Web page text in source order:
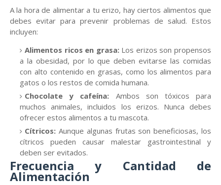
A la hora de alimentar a tu erizo, hay ciertos alimentos que
debes evitar para prevenir problemas de salud. Estos
incluyen:
Alimentos ricos en grasa:Los erizos son propensos
a la obesidad, por lo que deben evitarse las comidas
con alto contenido en grasas, como los alimentos para
gatos o los restos de comida humana.
Chocolate y cafeína: Ambos son tóxicos para
muchos animales, incluidos los erizos. Nunca debes
ofrecer estos alimentos a tu mascota.
Cítricos: Aunque algunas frutas son beneficiosas, los
cítricos pueden causar malestar gastrointestinal y
deben ser evitados.
Frecuencia y Cantidad de
Alimentación